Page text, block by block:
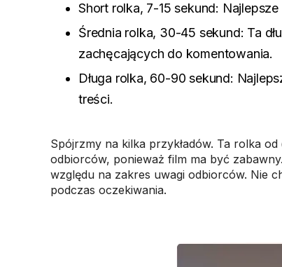
Short rolka, 7-15 sekund:
Średnia rolka, 30-45 sekund: Ta
zachęcających do komentowania.
Długa rolka, 60-90 sekund:
treści.
Spójrzmy na kilka przykładów. Ta rolka
odbiorców, ponieważ film ma być
względu na zakres uwagi odbiorców. Nie
podczas oczekiwania.